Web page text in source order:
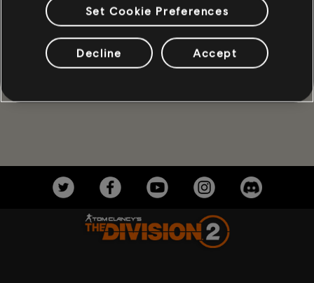
Set Cookie Preferences
Decline Accept